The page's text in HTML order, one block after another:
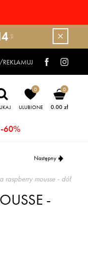
SEK.
0
ULUBIONE
0
0.00 zł
60%
Następny
raspberry mousse - dół
-